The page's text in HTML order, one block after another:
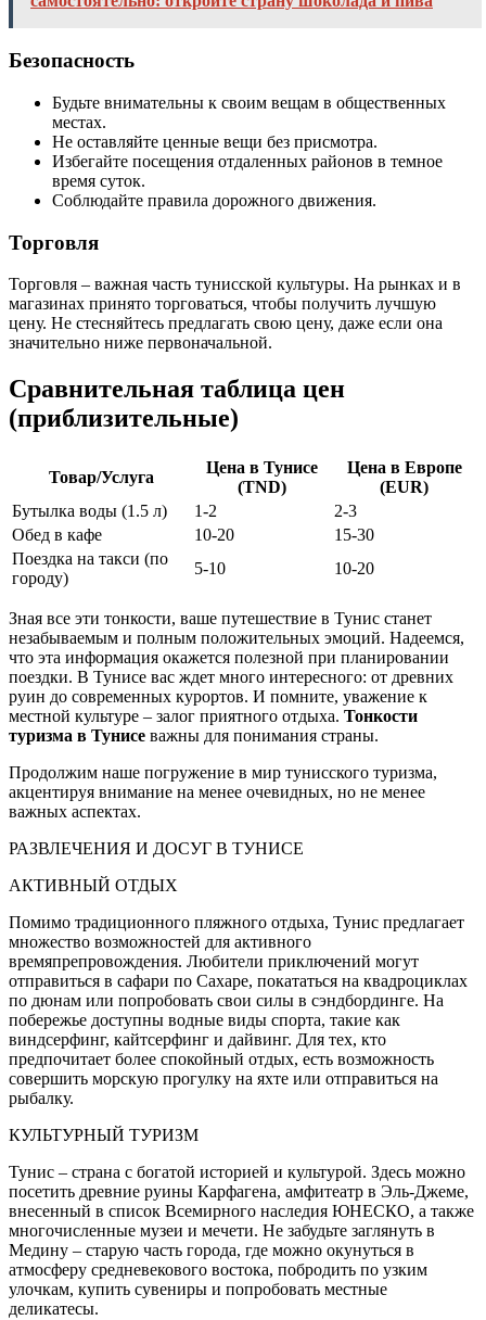
Безопасность
Будьте внимательны к своим вещам в общественных
местах.
Не оставляйте ценные вещи без присмотра.
Избегайте посещения отдаленных районов в темное
время суток.
Соблюдайте правила дорожного движения.
Торговля
Торговля – важная часть тунисской культуры. На рынках и в
магазинах принято торговаться, чтобы получить лучшую
цену. Не стесняйтесь предлагать свою цену, даже если она
значительно ниже первоначальной.
Сравнительная таблица цен
(приблизительные)
Товар/Услуга
Цена в Тунисе
(TND)
Цена в Европе
(EUR)
Бутылка воды (1.5 л)
1-2
2-3
Обед в кафе
10-20
15-30
Поездка на такси (по
городу)
5-10 10-20
Зная все эти тонкости, ваше путешествие в Тунис станет
незабываемым и полным положительных эмоций. Надеемся,
что эта информация окажется полезной при планировании
поездки. В Тунисе вас ждет много интересного: от древних
руин до современных курортов. И помните, уважение к
местной культуре – залог приятного отдыха. Тонкости
туризма в Тунисе важны для понимания страны.
Продолжим наше погружение в мир тунисского туризма,
акцентируя внимание на менее очевидных, но не менее
важных аспектах.
РАЗВЛЕЧЕНИЯ И ДОСУГ В ТУНИСЕ
АКТИВНЫЙ ОТДЫХ
Помимо традиционного пляжного отдыха, Тунис предлагает
множество возможностей для активного
времяпрепровождения. Любители приключений могут
отправиться в сафари по Сахаре, покататься на квадроциклах
по дюнам или попробовать свои силы в сэндбординге. На
побережье доступны водные виды спорта, такие как
виндсерфинг, кайтсерфинг и дайвинг. Для тех, кто
предпочитает более спокойный отдых, есть возможность
совершить морскую прогулку на яхте или отправиться на
рыбалку.
КУЛЬТУРНЫЙ ТУРИЗМ
Тунис – страна с богатой историей и культурой. Здесь можно
посетить древние руины Карфагена, амфитеатр в Эль-Джеме,
внесенный в список Всемирного наследия ЮНЕСКО, а также
многочисленные музеи и мечети. Не забудьте заглянуть в
Медину – старую часть города, где можно окунуться в
атмосферу средневекового востока, побродить по узким
улочкам, купить сувениры и попробовать местные
деликатесы.